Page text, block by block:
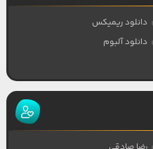
دانلود ریمیکس
دانلود آلبوم